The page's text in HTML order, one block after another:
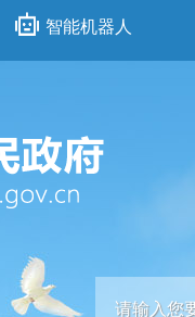
智能机器人